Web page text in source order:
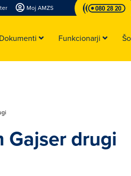
Moj AMZS
Dokumenti Funkcionarji
Gajser drugi